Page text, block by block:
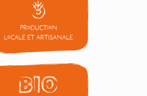
Production
locale et artisanale